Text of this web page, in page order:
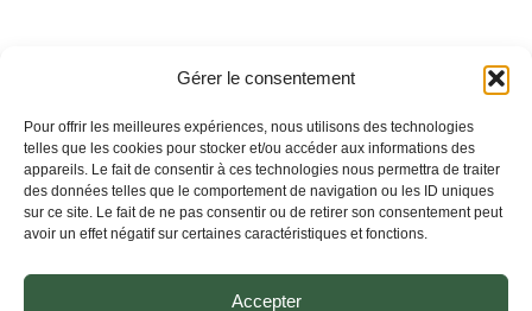
Gérer le consentement
Pour offrir les meilleures expériences, nous utilisons des technologies
telles que les cookies pour stocker et/ou accéder aux informations des
appareils. Le fait de consentir à ces technologies nous permettra de traiter
des données telles que le comportement de navigation ou les ID uniques
sur ce site. Le fait de ne pas consentir ou de retirer son consentement peut
avoir un effet négatif sur certaines caractéristiques et fonctions.
Accepter